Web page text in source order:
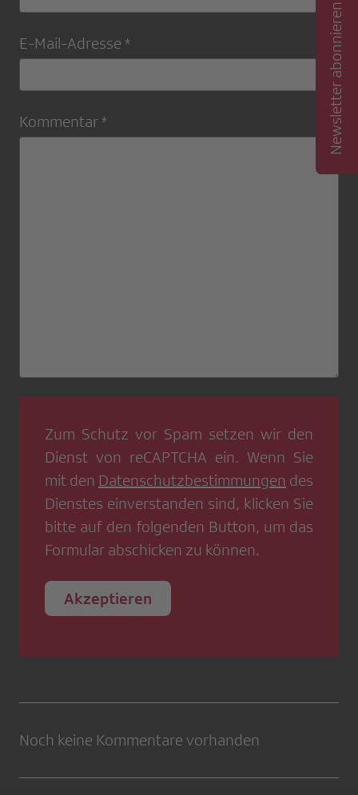
E-Mail-Adresse *
Kommentar *
Zum Schutz vor Spam setzen wir den
Dienst von reCAPTCHA ein. Wenn Sie
mit den Datenschutzbestimmungen des
Dienstes einverstanden sind, klicken Sie
bitte auf den folgenden Button, um das
Formular abschicken zu können.
Akzeptieren
Noch keine Kommentare vorhanden
Newsletter abonnieren